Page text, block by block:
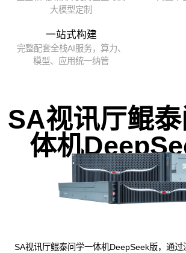
大模型定制
一站式构建
完整配套全栈AI服务，算力、
模型、应用统一纳管
SA视讯厅鲲
体机
SA视讯厅鲲泰问学一体机DeepSeek版，通